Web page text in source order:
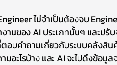
ไม่จำเป็นต้องจบ
งานของ AI ประเภทนั้นๆ และป
อบคำถามเกี่ยวกับระบบคลังสิน
ามอะไรบ้าง และ AI จะไปดึงข้อ